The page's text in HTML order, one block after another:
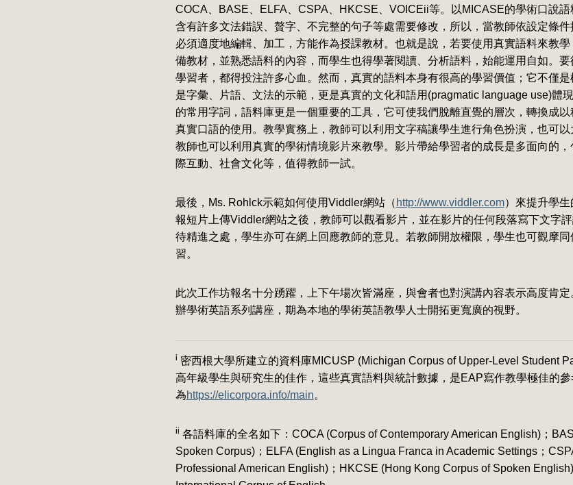
COCA、BASE、ELFA、CSPA、HKCSE、VOICEii等。以MICASE的學術口說
含有許多文法錯誤、贅字、不完整的句子等處需要修改，所以，當教師依設定條件
必須適度地編輯、加工，方能作為授課教材。也就是說，若要使用真實語料來教
備教材，並熟悉語料的內容，而學生也得學著閱讀、分析語料，始能運用自如。
學習者，都得投注許多心血。然而，真實的語料本身有很高的學習價值；它不僅
是字彙、片語、文法的示範，更是真實的文化和語用(pragmatic language use)體
的常用字詞，語料庫更是一個重要的工具，它可使我們脫離直覺的層次，轉換成
真實口語的使用。教學實務上，教師可以利用文字稿讓學生進行角色扮演，也可以
教師也可以利用真實的學術情境影片來教學。影片帶給學習者的成長是多面向的，
際互動、社會文化等，值得教師一試。
最後，Ms. Rohlck示範如何使用Viddler網站（ http://www.viddler.com）來提升學
報短片上傳Viddler網站之後，教師可以觀看影片，並在影片的任何段落寫下文字
待精進之處，學生亦可在網上回應教師的意見。若教師開放權限，學生也可觀摩
習。
此次工作坊報名十分踴躍，上下午場次皆滿座，與會者也對演講內容表示高度肯
辦學術英語系列講座，期為本地的學術英語教學人士開拓更寬廣的視野。
i 密西根大學所建立的資料庫MICUSP (Michigan Corpus of Upper-Level Student
高年級學生與研究生的佳作，這些真實語料與統計數據，是EAP寫作教學極佳的
為https://elicorpora.info/main。
ii 各語料庫的全名如下：COCA (Corpus of Contemporary American English)；
Spoken Corpus)；ELFA (English as a Lingua Franca in Academic Settings；
Professional American English)；HKCSE (Hong Kong Corpus of Spoken